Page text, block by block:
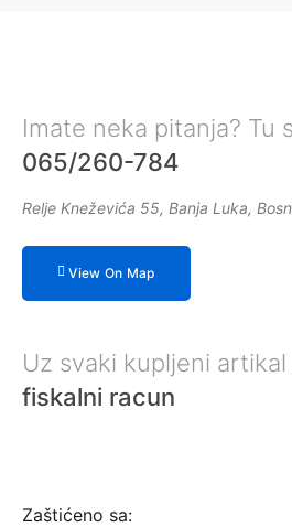
Imate neka pitanja? Tu
065/260-784
Relje Kneževića 55, Banja Luka,
View On Map
Uz svaki kupljeni
fiskalni racun
Zaštićeno sa: